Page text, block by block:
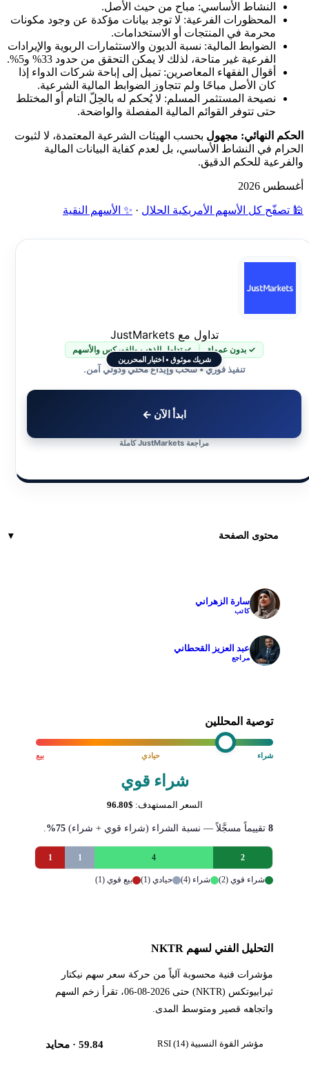
النشاط الأساسي: مباح من حيث الأصل.
المحظورات الفرعية: لا توجد بيانات مؤكدة عن وجود مكونات
محرمة في المنتجات أو الاستخدامات.
الضوابط المالية: نسبة الديون والاستثمارات الربوية والإيرادات
الفرعية غير متاحة، لذلك لا يمكن التحقق من حدود 33% و5%.
أقوال الفقهاء المعاصرين: تميل إلى إباحة شركات الدواء إذا
كان الأصل مباحًا ولم تتجاوز الضوابط المالية الشرعية.
نصيحة المستثمر المسلم: لا يُحكم له بالحِلّ التام أو المختلط
حتى تتوفر القوائم المالية المفصلة والواضحة.
الحكم النهائي: مجهول بحسب الهيئات الشرعية المعتمدة، لا لثبوت
الحرام في النشاط الأساسي، بل لعدم كفاية البيانات المالية
والفرعية للحكم الدقيق.
أغسطس 2026
🕌 تصفّح كل الأسهم الأمريكية الحلال · ✨ الأسهم النقية
شريك موثوق • اختيار المحررين
تداول مع JustMarkets
✓ بدون عمولة ✓ تداول الذهب والفوركس والأسهم
تنفيذ فوري • سحب وإيداع محلي ودولي آمن.
ابدأ الآن ←
مراجعة JustMarkets كاملة
محتوى الصفحة
سارة الزهراني
كاتب
عبد العزيز القحطاني
مراجع
توصية المحللين
بيع حيادي شراء
شراء قوي
السعر المستهدف: $96.80
8تقييماً مسجَّلاً — نسبة الشراء (شراء قوي + شراء) 75%
.
2
4
1
1
شراء قوي (2) شراء (4) حيادي (1) بيع قوي (1)
التحليل الفني لسهم NKTR
مؤشرات فنية محسوبة آلياً من حركة سعر سهم نيكتار
ثيرابيوتكس (NKTR) حتى 2026-08-06، تقرأ زخم السهم
واتجاهه قصير ومتوسط المدى.
مؤشر القوة النسبية RSI (14) 59.84· محايد